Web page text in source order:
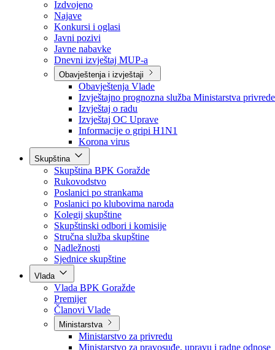
Aktuelno
Sve vijesti
Izdvojeno
Najave
Konkursi i oglasi
Javni pozivi
Javne nabavke
Dnevni izvještaj MUP-a
Obavještenja i izvještaji
Obavještenja Vlade
Izvještajno prognozna služba Ministarstva privrede
Izvještaj o radu
Izvještaj OC Uprave
Informacije o gripi H1N1
Korona virus
Skupština
Skupština BPK Goražde
Rukovodstvo
Poslanici po strankama
Poslanici po klubovima naroda
Kolegij skupštine
Skupštinski odbori i komisije
Stručna služba skupštine
Nadležnosti
Sjednice skupštine
Vlada
Vlada BPK Goražde
Premijer
Članovi Vlade